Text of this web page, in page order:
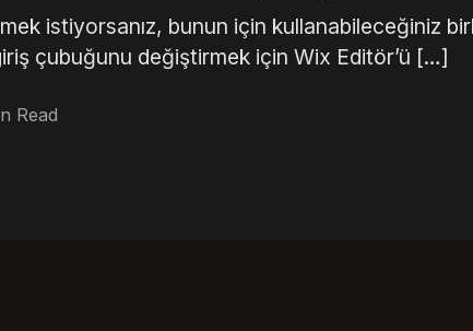
istiyorsanız, bunun için kullanabileceğiniz
çubuğunu değiştirmek için Wix Editör’ü […]
Read